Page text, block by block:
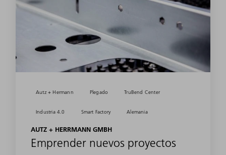
Autz + Hermann Plegado TruBend Center
Industria 4.0 Smart Factory Alemania
AUTZ + HERRMANN GMBH
Emprender nuevos proyectos